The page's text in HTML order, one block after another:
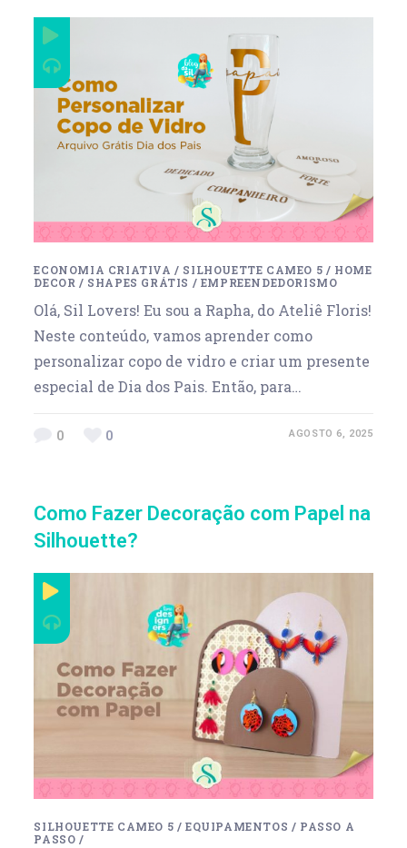
ECONOMIA CRIATIVA / SILHOUETTE CAMEO 5 / HOME
DECOR / SHAPES GRÁTIS / EMPREENDEDORISMO
Olá, Sil Lovers! Eu sou a Rapha, do Ateliê Floris!
Neste conteúdo, vamos aprender como
personalizar copo de vidro e criar um presente
especial de Dia dos Pais. Então, para…
0 0 AGOSTO 6, 2025
Como Fazer Decoração com Papel na
Silhouette?
SILHOUETTE CAMEO 5 /EQUIPAMENTOS / PASSO A
PASSO /